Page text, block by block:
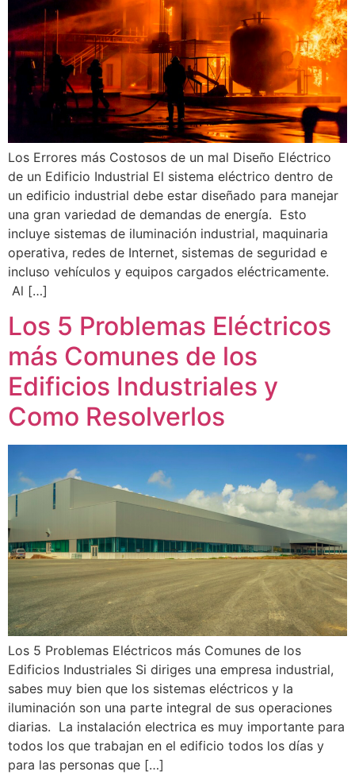
Los Errores más Costosos de un mal Diseño Eléctrico
de un Edificio Industrial El sistema eléctrico dentro de
un edificio industrial debe estar diseñado para manejar
una gran variedad de demandas de energía. Esto
incluye sistemas de iluminación industrial, maquinaria
operativa, redes de Internet, sistemas de seguridad e
incluso vehículos y equipos cargados eléctricamente.
Al […]
Los 5 Problemas Eléctricos
más Comunes de los
Edificios Industriales y
Como Resolverlos
Los 5 Problemas Eléctricos más Comunes de los
Edificios Industriales Si diriges una empresa industrial,
sabes muy bien que los sistemas eléctricos y la
iluminación son una parte integral de sus operaciones
diarias. La instalación electrica es muy importante para
todos los que trabajan en el edificio todos los días y
para las personas que […]